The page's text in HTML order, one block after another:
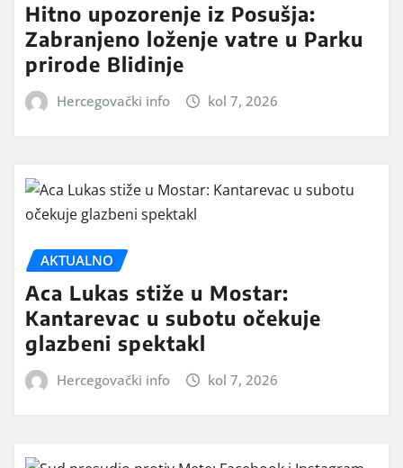
Hitno upozorenje iz Posušja:
Zabranjeno loženje vatre u Parku
prirode Blidinje
Hercegovački info kol 7, 2026
AKTUALNO
Aca Lukas stiže u Mostar:
Kantarevac u subotu očekuje
glazbeni spektakl
Hercegovački info kol 7, 2026